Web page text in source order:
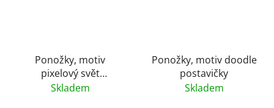
Ponožky, motiv
pixelový svět
minecraftu
Skladem
Ponožky, motiv doodle
postavičky
Skladem